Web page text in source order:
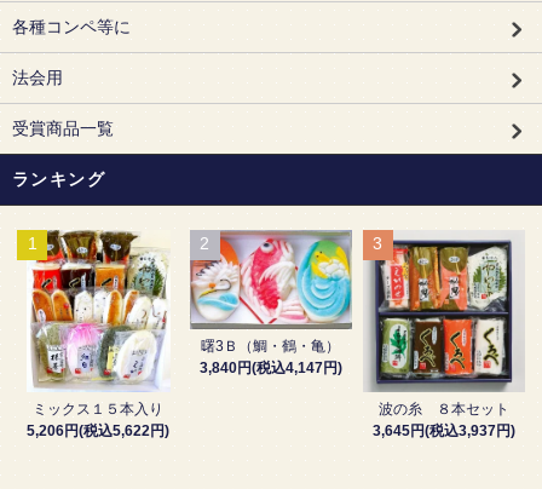
各種コンペ等に
法会用
受賞商品一覧
ランキング
1
ミックス１５本入り
5,206円(税込5,622円)
2
曙3Ｂ（鯛・鶴・亀）
3,840円(税込4,147円)
3
波の糸 ８本セット
3,645円(税込3,937円)